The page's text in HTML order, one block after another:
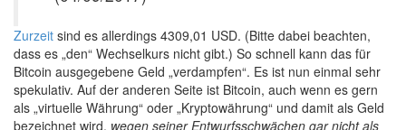
Zurzeit sind es allerdings 4309,01 USD. (Bitte dabei beachten,
dass es „den“ Wechselkurs nicht gibt.) So schnell kann das für
Bitcoin ausgegebene Geld „verdampfen“. Es ist nun einmal sehr
spekulativ. Auf der anderen Seite ist Bitcoin, auch wenn es gern
als „virtuelle Währung“ oder „Kryptowährung“ und damit als Geld
bezeichnet wird, wegen seiner Entwurfsschwächen gar nicht als